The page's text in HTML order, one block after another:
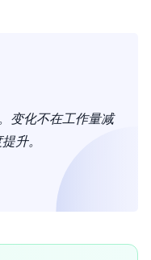
变化不在工作量减
升。